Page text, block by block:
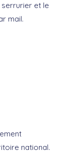
et le
mail.
national.